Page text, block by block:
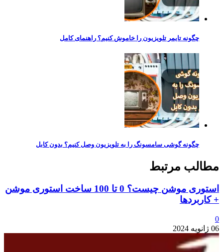
چگونه تایمر تلویزیون را خاموش کنیم؟ راهنمای کامل
چگونه گوشی سامسونگ را به تلویزیون وصل کنیم؟ بدون کابل
مطالب مرتبط
استوری موشن چیست؟ 0 تا 100 ساخت استوری موشن
+ کاربردها
0
06 ژانویه 2024